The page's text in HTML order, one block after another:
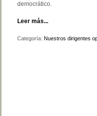
democrático.
Leer más...
Categoría: Nuestros dirigentes